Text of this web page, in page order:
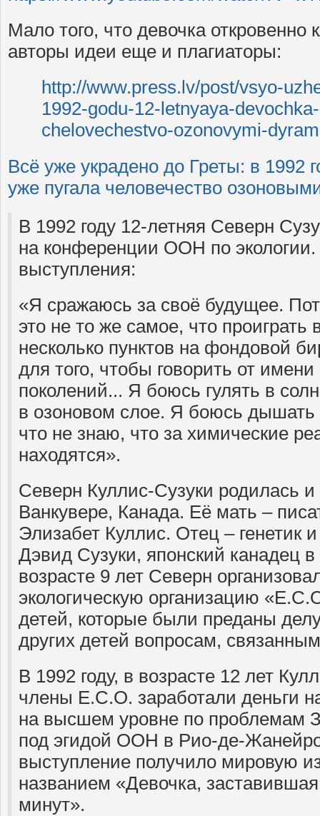
Мало того, что девочка откровенно
авторы идеи еще и плагиаторы:
http://www.press.lv/post/vsyo-
1992-godu-12-letnyaya-
chelovechestvo-ozonovymi-
Всё уже украдено до Греты: в 1992
уже пугала человечество
В 1992 году 12-летняя Северн
на конференции ООН по
выступления:
«Я сражаюсь за своё будущее.
это не то же самое, что
несколько пунктов на фондовой
для того, чтобы говорить от
поколений... Я боюсь гулять в
в озоновом слое. Я боюсь дышать
что не знаю, что за химические
находятся».
Северн Куллис-Сузуки родилась и
Ванкувере, Канада. Её мать –
Элизабет Куллис. Отец – генетик и
Дэвид Сузуки, японский канадец
возрасте 9 лет Северн
экологическую организацию
детей, которые были преданы
других детей вопросам,
В 1992 году, в возрасте 12 лет
члены E.C.O. заработали деньги
на высшем уровне по проблемам
под эгидой ООН в Рио-де-
выступление получило мировую
названием «Девочка,
минут».